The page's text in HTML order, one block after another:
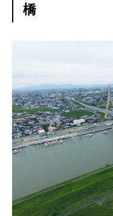
橋